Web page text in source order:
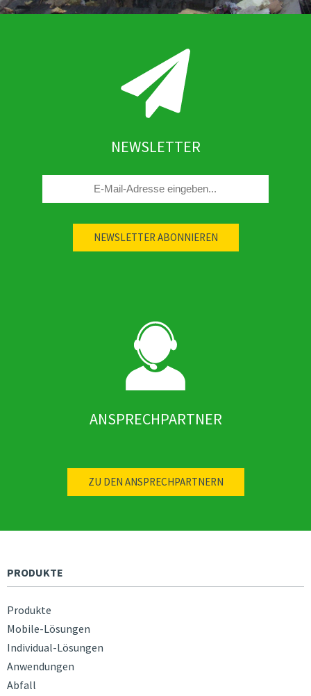
NEWSLETTER
ANSPRECHPARTNER
ZU DEN ANSPRECHPARTNERN
PRODUKTE
Produkte
Mobile-Lösungen
Individual-Lösungen
Anwendungen
Abfall